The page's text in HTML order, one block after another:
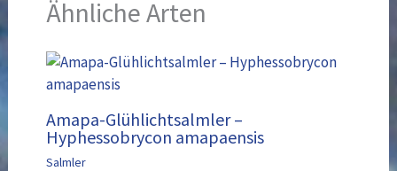
Ähnliche Arten
Amapa-Glühlichtsalmler –
Hyphessobrycon amapaensis
Salmler